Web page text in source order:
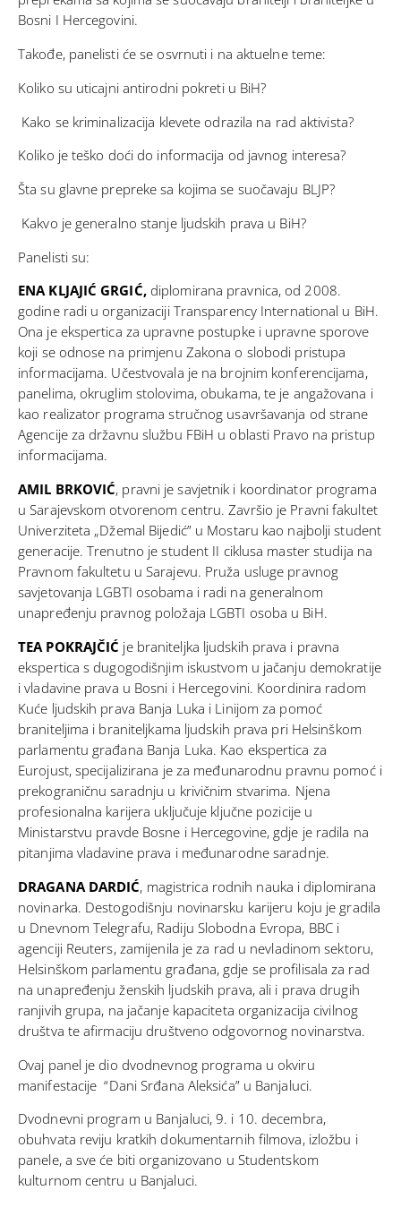
Bosni I Hercegovini.
Takođe, panelisti će se osvrnuti i na aktuelne teme:
Koliko su uticajni antirodni pokreti u BiH?
Kako se kriminalizacija klevete odrazila na rad aktivista?
Koliko je teško doći do informacija od javnog interesa?
Šta su glavne prepreke sa kojima se suočavaju BLJP?
Kakvo je generalno stanje ljudskih prava u BiH?
Panelisti su:
ENA KLJAJIĆ GRGIĆ, diplomirana pravnica, od 2008.
godine radi u organizaciji Transparency International u BiH.
Ona je ekspertica za upravne postupke i upravne sporove
koji se odnose na primjenu Zakona o slobodi pristupa
informacijama. Učestvovala je na brojnim konferencijama,
panelima, okruglim stolovima, obukama, te je angažovana i
kao realizator programa stručnog usavršavanja od strane
Agencije za državnu službu FBiH u oblasti Pravo na pristup
informacijama.
AMIL BRKOVIĆ, pravni je savjetnik i koordinator programa
u Sarajevskom otvorenom centru. Završio je Pravni fakultet
Univerziteta „Džemal Bijedić” u Mostaru kao najbolji student
generacije. Trenutno je student II ciklusa master studija na
Pravnom fakultetu u Sarajevu. Pruža usluge pravnog
savjetovanja LGBTI osobama i radi na generalnom
unapređenju pravnog položaja LGBTI osoba u BiH.
TEA POKRAJČIĆ je braniteljka ljudskih prava i pravna
ekspertica s dugogodišnjim iskustvom u jačanju demokratije
i vladavine prava u Bosni i Hercegovini. Koordinira radom
Kuće ljudskih prava Banja Luka i Linijom za pomoć
braniteljima i braniteljkama ljudskih prava pri Helsinškom
parlamentu građana Banja Luka. Kao ekspertica za
Eurojust, specijalizirana je za međunarodnu pravnu pomoć i
prekograničnu saradnju u krivičnim stvarima. Njena
profesionalna karijera uključuje ključne pozicije u
Ministarstvu pravde Bosne i Hercegovine, gdje je radila na
pitanjima vladavine prava i međunarodne saradnje.
DRAGANA DARDIĆ, magistrica rodnih nauka i diplomirana
novinarka. Destogodišnju novinarsku karijeru koju je gradila
u Dnevnom Telegrafu, Radiju Slobodna Evropa, BBC i
agenciji Reuters, zamijenila je za rad u nevladinom sektoru,
Helsinškom parlamentu građana, gdje se profilisala za rad
na unapređenju ženskih ljudskih prava, ali i prava drugih
ranjivih grupa, na jačanje kapaciteta organizacija civilnog
društva te afirmaciju društveno odgovornog novinarstva.
Ovaj panel je dio dvodnevnog programa u okviru
manifestacije “Dani Srđana Aleksića” u Banjaluci.
Dvodnevni program u Banjaluci, 9. i 10. decembra,
obuhvata reviju kratkih dokumentarnih filmova, izložbu i
panele, a sve će biti organizovano u Studentskom
kulturnom centru u Banjaluci.